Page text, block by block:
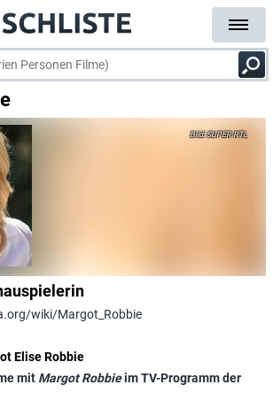
SUPER RTL
wiki/Margot_Robbie
Elise Robbie
mit Margot Robbieim TV-Programm der